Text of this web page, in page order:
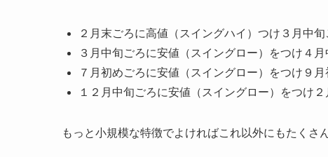
２月末ごろに高値（スイングハイ）つけ３月中
３月中旬ごろに安値（スイングロー）をつけ４
７月初めごろに安値（スイングロー）をつけ９
１２月中旬ごろに安値（スイングロー）をつけ
もっと小規模な特徴でよければこれ以外にもたくさ